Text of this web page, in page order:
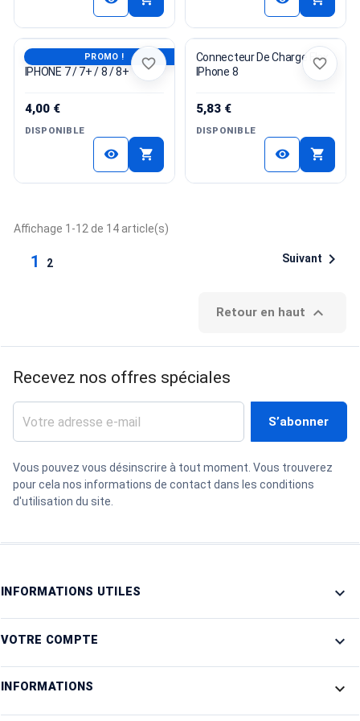
BUTTON HOME POUR
IPHONE 7 / 7+ / 8 / 8+
4,00 €
DISPONIBLE
visibility shopping_cart
PROMO ! favorite_border
Connecteur De Charge Flex
IPhone 8
5,83 €
DISPONIBLE
visibility shopping_cart
favorite_border
Affichage 1-12 de 14 article(s)
1 2 Suivant 
Retour en haut 
Recevez nos offres spéciales
Vous pouvez vous désinscrire à tout moment. Vous trouverez
pour cela nos informations de contact dans les conditions
d'utilisation du site.
INFORMATIONS UTILES 
VOTRE COMPTE 
INFORMATIONS keyboard_arrow_down